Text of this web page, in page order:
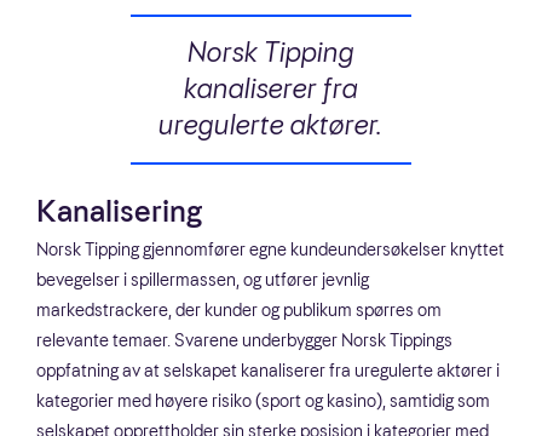
Norsk Tipping
kanaliserer fra
uregulerte aktører.
Kanalisering
Norsk Tipping gjennomfører egne kundeundersøkelser knyttet
bevegelser i spillermassen, og utfører jevnlig
markedstrackere, der kunder og publikum spørres om
relevante temaer. Svarene underbygger Norsk Tippings
oppfatning av at selskapet kanaliserer fra uregulerte aktører i
kategorier med høyere risiko (sport og kasino), samtidig som
selskapet opprettholder sin sterke posisjon i kategorier med